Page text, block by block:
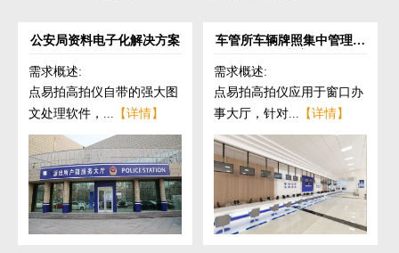
公安局资料电子化解决方案
需求概述:
点易拍高拍仪自带的强大图
文处理软件，... 【详情】
车管所车辆牌照集中管理解
需求概述:
点易拍高拍仪应用于窗口办
事大厅，针对... 【详情】